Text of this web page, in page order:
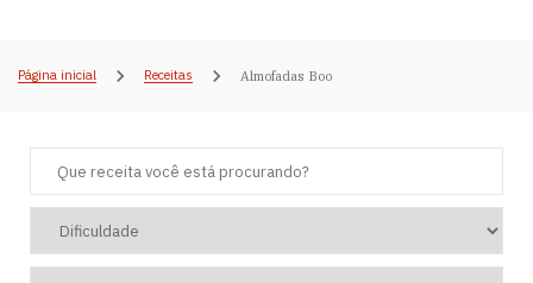
Página inicial Receitas Almofadas Boo